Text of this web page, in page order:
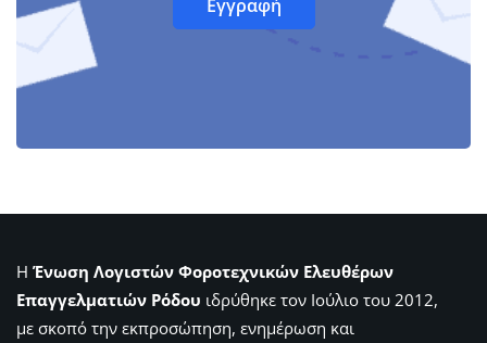
Η Ένωση Λογιστών Φοροτεχνικών Ελευθέρων
Επαγγελματιών Ρόδου ιδρύθηκε τον Ιούλιο του 2012,
με σκοπό την εκπροσώπηση, ενημέρωση και